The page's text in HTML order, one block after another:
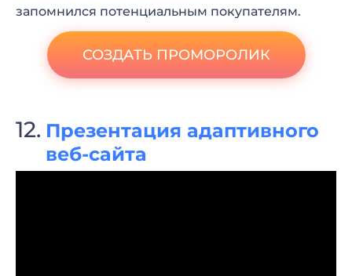
запомнился потенциальным покупателям.
СОЗДАТЬ ПРОМОРОЛИК
Презентация адаптивного
веб-сайта